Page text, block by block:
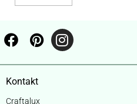
Kontakt
Craftalux